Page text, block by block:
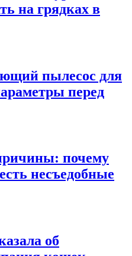
на грядках в
пылесос для
перед
почему
несъедобные
об